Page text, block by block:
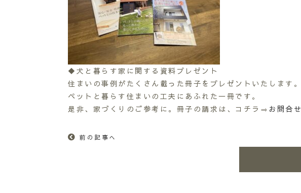
◆犬と暮らす家に関する資料プレゼント
住まいの事例がたくさん載った冊子をプレゼントいたします。
ペットと暮らす住まいの工夫にあふれた一冊です。
是非、家づくりのご参考に。冊子の請求は、コチラ⇒ お問合せ
前の記事へ